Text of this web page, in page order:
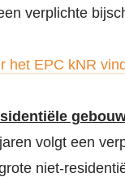
verplichte
het EPC kNR
volgt een
niet-